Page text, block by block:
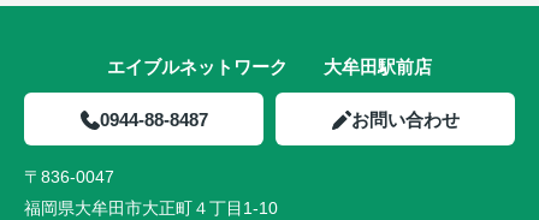
エイブルネットワーク 大牟田駅前店
0944-88-8487 お問い合わせ
〒836-0047
福岡県大牟田市大正町４丁目1-10